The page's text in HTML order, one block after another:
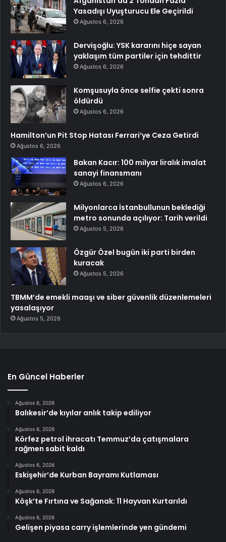
Yasadışı Uyuşturucu Ele Geçirildi
Ağustos 6, 2026
Dervişoğlu: YSK kararını hiçe sayan
yaklaşım tüm partiler için tehdittir
Ağustos 6, 2026
Komşusuyla önce selfie çekti sonra
öldürdü
Ağustos 6, 2026
Hamilton’un Pit Stop Hatası Ferrari’ye Ceza Getirdi
Ağustos 6, 2026
Bakan Kacır: 100 milyar liralık imalat
sanayi finansmanı
Ağustos 6, 2026
Milyonlarca İstanbullunun beklediği
metro sonunda açılıyor: Tarih verildi
Ağustos 5, 2026
Özgür Özel bugün iki parti birden
kuracak
Ağustos 5, 2026
TBMM’de emekli maaşı ve siber güvenlik düzenlemeleri
yasalaşıyor
Ağustos 5, 2026
En Güncel Haberler
Ağustos 6, 2026
Balıkesir’de kıyılar anlık takip ediliyor
Ağustos 6, 2026
Körfez petrol ihracatı Temmuz’da çatışmalara
rağmen sabit kaldı
Ağustos 6, 2026
Eskişehir’de Kurban Bayramı Kutlaması
Ağustos 6, 2026
Köşk’te Fırtına ve Sağanak: 11 Hayvan Kurtarıldı
Ağustos 6, 2026
Gelişen piyasa carry işlemlerinde yen gündemi